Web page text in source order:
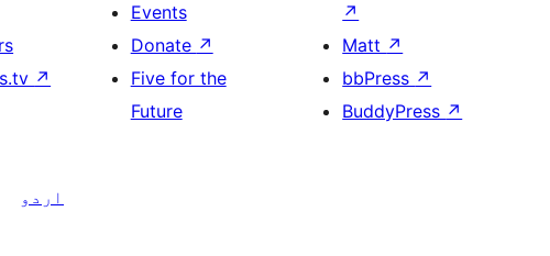
↗
Events
Donate ↗
Five for the
Future
↗
Matt ↗
bbPress ↗
BuddyPress ↗
اردو